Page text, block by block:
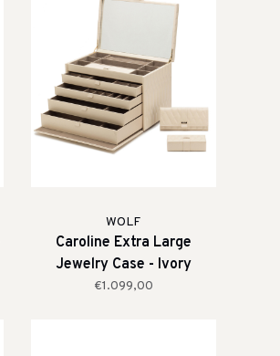
WOLF
Caroline Extra Large
Jewelry Case - Ivory
€1.099,00